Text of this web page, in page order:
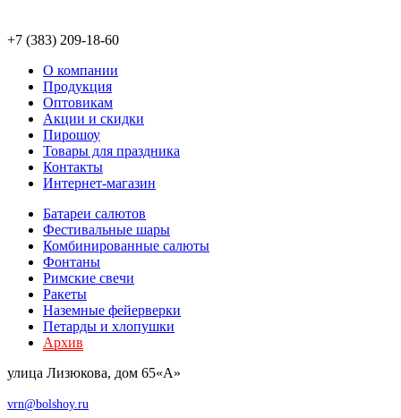
+7 (383) 209-18-60
О компании
Продукция
Оптовикам
Акции и скидки
Пирошоу
Товары для праздника
Контакты
Интернет-магазин
Батареи салютов
Фестивальные шары
Комбиниров­анные салюты
Фонтаны
Римские свечи
Ракеты
Наземные фейерверки
Петарды и хлопушки
Архив
улица Лизюкова, дом 65«А»
vrn@bolshoy.ru